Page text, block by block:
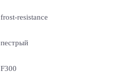
frost-resistance
пестрый
F300